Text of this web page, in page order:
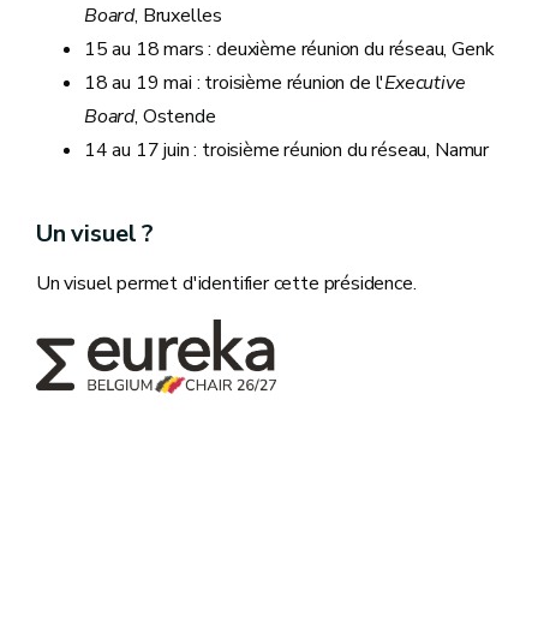
Board, Bruxelles
15 au 18 mars : deuxième réunion du réseau, Genk
18 au 19 mai : troisième réunion de l'Executive
Board, Ostende
14 au 17 juin : troisième réunion du réseau, Namur
Un visuel ?
Un visuel permet d'identifier cette présidence.